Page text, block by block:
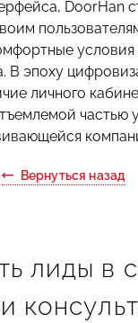
DoorHan
условия
В эпоху
личного
частью
Вернуться назад
лиды в